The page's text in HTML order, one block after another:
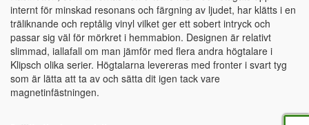
internt för minskad resonans och färgning av ljudet, har klätts i en
träliknande och reptålig vinyl vilket ger ett sobert intryck och
passar sig väl för mörkret i hemmabion. Designen är relativt
slimmad, iallafall om man jämför med flera andra högtalare i
Klipsch olika serier. Högtalarna levereras med fronter i svart tyg
som är lätta att ta av och sätta dit igen tack vare
magnetinfästningen.